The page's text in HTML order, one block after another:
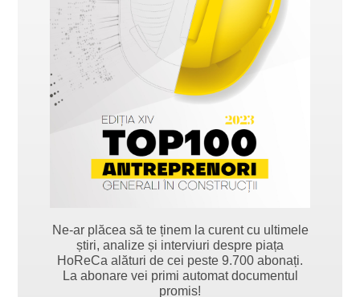
Ne-ar plăcea să te ținem la curent cu ultimele
știri, analize și interviuri despre piața
HoReCa alături de cei peste 9.700 abonați.
La abonare vei primi automat documentul
promis!